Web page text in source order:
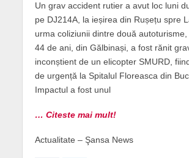
Un grav accident rutier a avut loc luni
pe DJ214A, la ieșirea din Rușețu spre
urma coliziunii dintre două
44 de ani, din Gălbinași, a fost rănit
inconștient de un elicopter SMURD,
de urgență la Spitalul Floreasca din
Impactul a fost unul
… Citeste mai mult!
Actualitate – Şansa News